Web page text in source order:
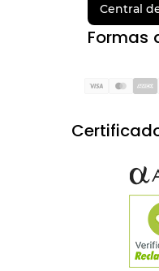
Central
Formas